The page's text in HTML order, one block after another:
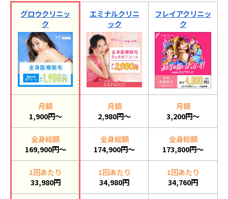
グロウクリニッ
ク
エミナルクリニ
ック
フレイアクリニッ
ク
月額
1,900円～
月額
2,980円～
月額
3,200円～
全身総額
169,900円～
全身総額
174,900円～
全身総額
173,800円～
1回あたり
33,980円
1回あたり
34,980円
1回あたり
34,760円